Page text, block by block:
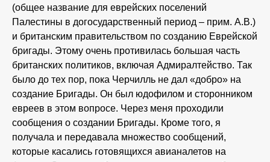
(общее название для еврейских поселений
Палестины в догосударственный период – прим. А.В.)
и британским правительством по созданию Еврейской
бригады. Этому очень противилась большая часть
британских политиков, включая Адмиралтейство. Так
было до тех пор, пока Черчилль не дал «добро» на
создание Бригады. Он был юдофилом и сторонником
евреев в этом вопросе. Через меня проходили
сообщения о создании Бригады. Кроме того, я
получала и передавала множество сообщений,
которые касались готовящихся авианалетов на